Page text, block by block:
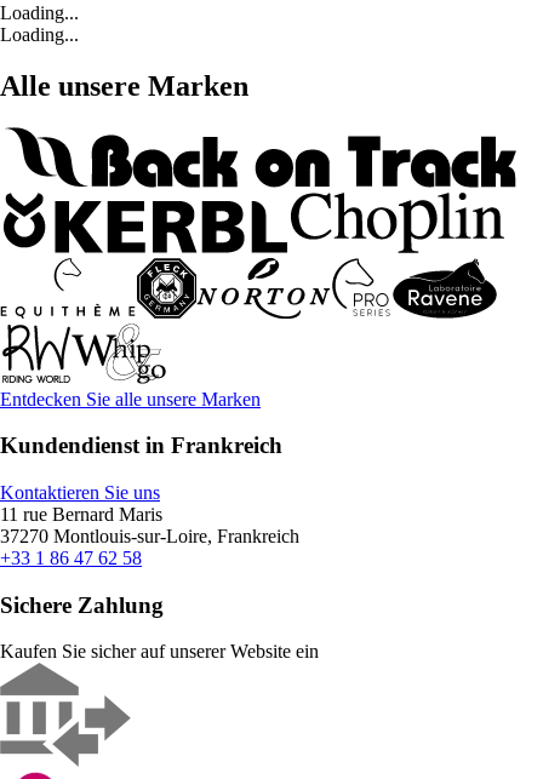
Loading...
Loading...
Alle unsere Marken
Entdecken Sie alle unsere Marken
Kundendienst in Frankreich
Kontaktieren Sie uns
11 rue Bernard Maris
37270 Montlouis-sur-Loire, Frankreich
+33 1 86 47 62 58
Sichere Zahlung
Kaufen Sie sicher auf unserer Website ein